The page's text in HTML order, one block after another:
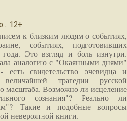
12+
к близким людям о событиях,
событиях, подготовивших
Это взгляд и боль изнутри.
аналогию с "Окаянными днями"
свидетельство очевидца и
трагедии русской
масштаба. Возможно ли исцеление
сознания"? Реально ли
Такие и подобные вопросы
невероятной книги.